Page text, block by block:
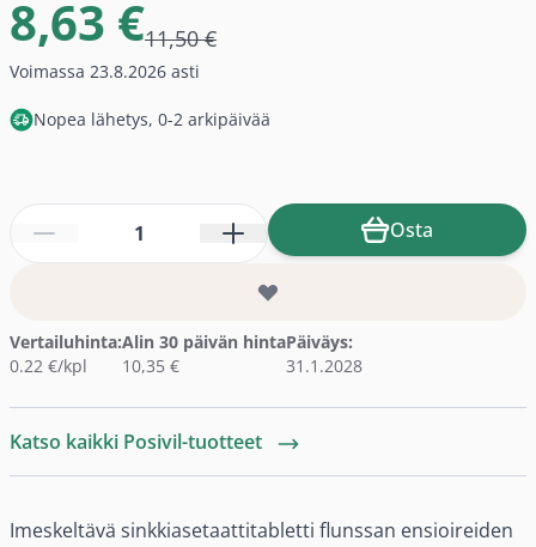
8,63 €11,50 €
Voimassa 23.8.2026 asti
Nopea lähetys, 0-2 arkipäivää
Määrä Osta
Vertailuhinta:
0.22 €/kpl
Alin 30 päivän hinta
10,35 €
Päiväys:
31.1.2028
Katso kaikki Posivil-tuotteet
Imeskeltävä sinkkiasetaattitabletti flunssan ensioireiden